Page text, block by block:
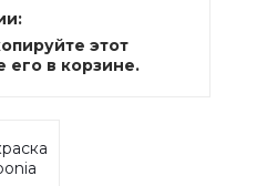
этот
его в корзине.